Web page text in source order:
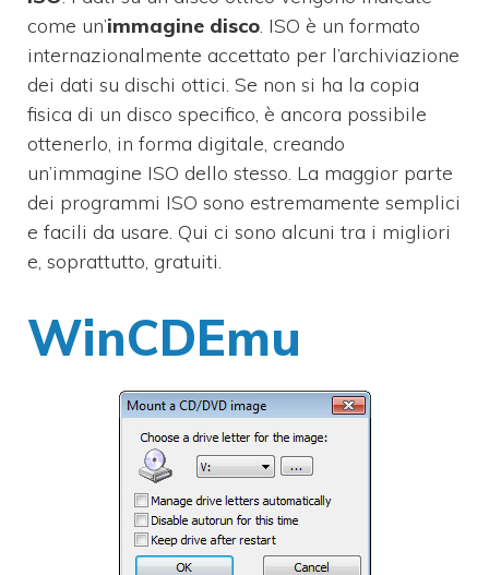
come un’immagine disco. ISO è un formato
internazionalmente accettato per l’archiviazione
dei dati su dischi ottici. Se non si ha la copia
fisica di un disco specifico, è ancora possibile
ottenerlo, in forma digitale, creando
un’immagine ISO dello stesso. La maggior parte
dei programmi ISO sono estremamente semplici
e facili da usare. Qui ci sono alcuni tra i migliori
e, soprattutto, gratuiti.
WinCDEmu